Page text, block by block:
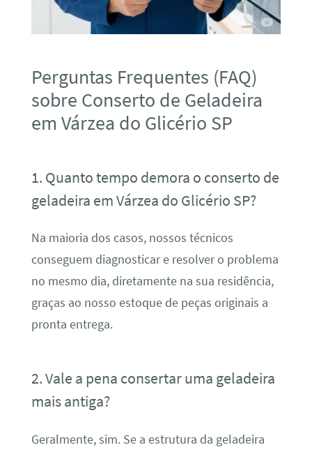
Perguntas Frequentes (FAQ)
sobre Conserto de Geladeira
em Várzea do Glicério SP
1. Quanto tempo demora o conserto de
geladeira em Várzea do Glicério SP?
Na maioria dos casos, nossos técnicos
conseguem diagnosticar e resolver o problema
no mesmo dia, diretamente na sua residência,
graças ao nosso estoque de peças originais a
pronta entrega.
2. Vale a pena consertar uma geladeira
mais antiga?
Geralmente, sim. Se a estrutura da geladeira